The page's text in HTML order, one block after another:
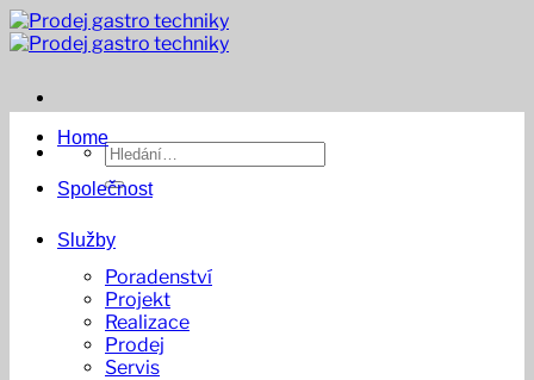
Přeskočit
na
Hledat:
Home
Společnost
Služby
Poradenství
Projekt
Realizace
Prodej
Servis